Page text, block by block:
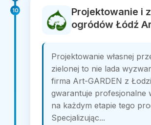
10
Projektowanie i
ogródów Łódź
Projektowanie własnej
zielonej to nie lada
firma Art-GARDEN z Łodzi
gwarantuje profesjonalne
na każdym etapie tego
Specjalizując...